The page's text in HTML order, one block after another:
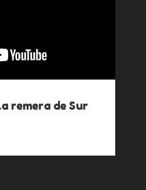
remera de Sur